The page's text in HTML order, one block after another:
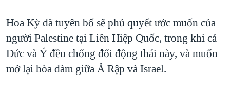
Hoa Kỳ đã tuyên bố sẽ phủ quyết ước muốn của
người Palestine tại Liên Hiệp Quốc, trong khi cả
Đức và Ý đều chống đối động thái này, và muốn
mở lại hòa đàm giữa Ả Rập và Israel.